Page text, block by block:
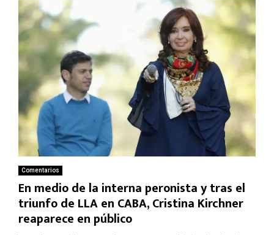
Comentarios
En medio de la interna peronista y tras el
triunfo de LLA en CABA, Cristina Kirchner
reaparece en público